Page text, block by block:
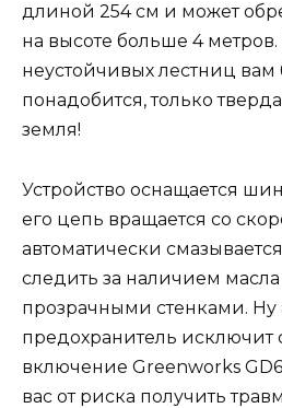
длиной 254 см и может
на высоте больше 4
неустойчивых лестниц
понадобится, только
земля!
Устройство оснащается
его цепь вращается со
автоматически
следить за наличием
прозрачными стенками.
предохранитель исключит
включение Greenworks
вас от риска получить